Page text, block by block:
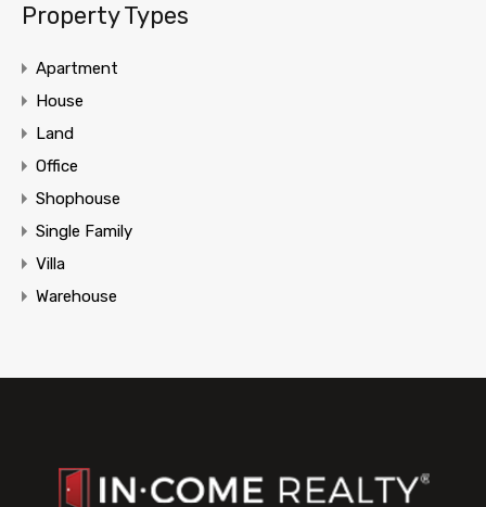
Property Types
Apartment
House
Land
Office
Shophouse
Single Family
Villa
Warehouse